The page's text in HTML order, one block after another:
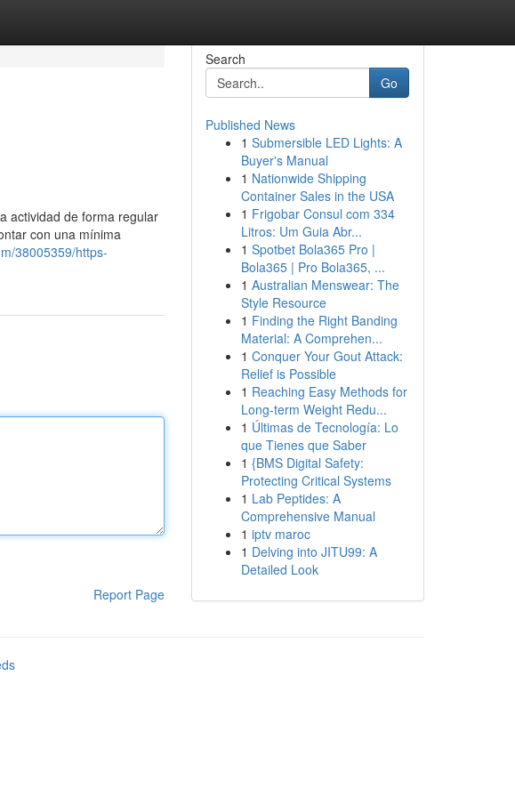
actividad de forma regular
con una mínima
38005359/https-
Report Page
Search
Go
Published News
1 Submersible LED Lights: A
Buyer's Manual
1 Nationwide Shipping
Container Sales in the USA
1 Frigobar Consul com 334
Litros: Um Guia Abr...
1 Spotbet Bola365 Pro |
Bola365 | Pro Bola365, ...
1 Australian Menswear: The
Style Resource
1 Finding the Right Banding
Material: A Comprehen...
1 Conquer Your Gout Attack:
Relief is Possible
1 Reaching Easy Methods for
Long-term Weight Redu...
1 Últimas de Tecnología: Lo
que Tienes que Saber
1 {BMS Digital Safety:
Protecting Critical Systems
1 Lab Peptides: A
Comprehensive Manual
1 iptv maroc
1 Delving into JITU99: A
Detailed Look